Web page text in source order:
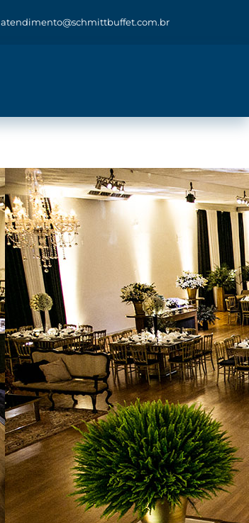
atendimento@schmittbuffet.com.br